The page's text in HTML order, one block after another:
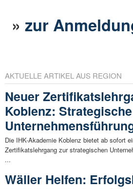
»zur
AKTUELLE ARTIKEL AUS REGION
Neuer
Koblenz: Strategische
Die IHK-Akademie Koblenz bietet ab sofort
Zertifikatslehrgang zur strategischen
...
Wäller Helfen: